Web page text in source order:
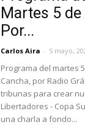
Martes 5
Por...
Carlos Aira - 5 mayo,
Programa del martes
Cancha, por Radio
tribunas para crear
Libertadores - Copa
una charla a fondo...